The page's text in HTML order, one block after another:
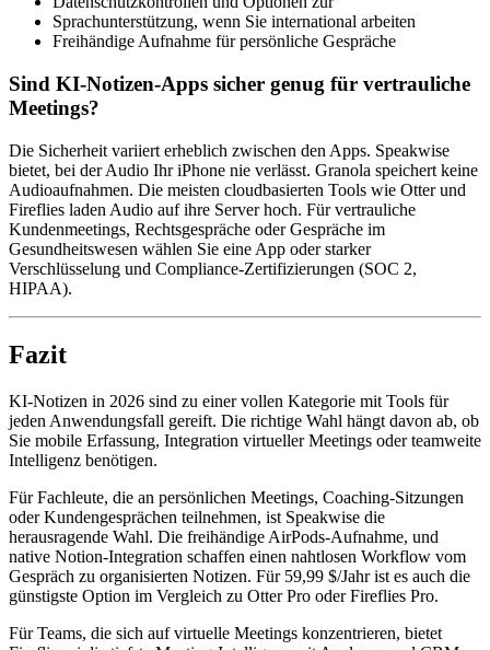
Sprachunterstützung, wenn Sie international arbeiten
Freihändige Aufnahme für persönliche Gespräche
Sind KI-Notizen-Apps sicher genug für vertrauliche
Meetings?
Die Sicherheit variiert erheblich zwischen den Apps. Speakwise
bietet, bei der Audio Ihr iPhone nie verlässt. Granola speichert keine
Audioaufnahmen. Die meisten cloudbasierten Tools wie Otter und
Fireflies laden Audio auf ihre Server hoch. Für vertrauliche
Kundenmeetings, Rechtsgespräche oder Gespräche im
Gesundheitswesen wählen Sie eine App oder starker
Verschlüsselung und Compliance-Zertifizierungen (SOC 2,
HIPAA).
Fazit
KI-Notizen in 2026 sind zu einer vollen Kategorie mit Tools für
jeden Anwendungsfall gereift. Die richtige Wahl hängt davon ab, ob
Sie mobile Erfassung, Integration virtueller Meetings oder teamweite
Intelligenz benötigen.
Für Fachleute, die an persönlichen Meetings, Coaching-Sitzungen
oder Kundengesprächen teilnehmen, ist Speakwise die
herausragende Wahl. Die freihändige AirPods-Aufnahme, und
native Notion-Integration schaffen einen nahtlosen Workflow vom
Gespräch zu organisierten Notizen. Für 59,99 $/Jahr ist es auch die
günstigste Option im Vergleich zu Otter Pro oder Fireflies Pro.
Für Teams, die sich auf virtuelle Meetings konzentrieren, bietet